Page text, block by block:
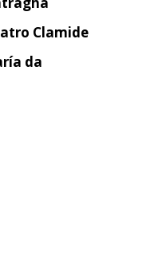
Clamide
da